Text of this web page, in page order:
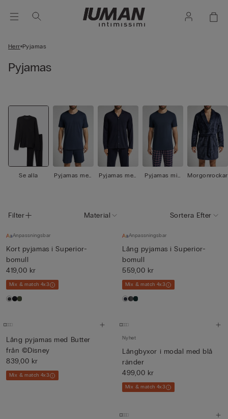
Herr Pyjamas
Pyjamas
Se alla
Pyjamas med
Pyjamas med
Pyjamas mix
Morgonrockar
Filter Material Sortera Efter
Anpassningsbar
Kort pyjamas i Superior-
bomull
419,00 kr
Mix & match 4x3
Anpassningsbar
Lång pyjamas i Superior-
bomull
559,00 kr
Mix & match 4x3
Lång pyjamas med Butter
från ©Disney
839,00 kr
Mix & match 4x3
Nyhet
Långbyxor i modal med blå
ränder
499,00 kr
Mix & match 4x3